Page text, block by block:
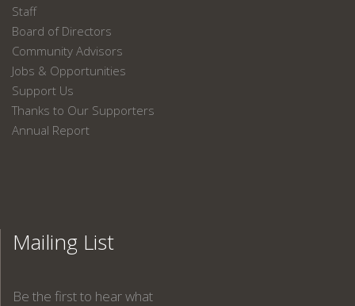
Staff
Board of Directors
Community Advisors
Jobs & Opportunities
Support Us
Thanks to Our Supporters
Annual Report
Mailing List
Be the first to hear what